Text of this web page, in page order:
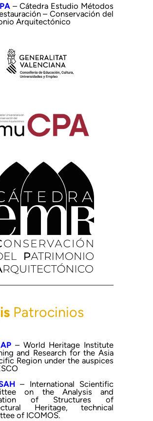
– Cátedra Estudio Métodos
– Conservación del
Arquitectónico
Patrocinios
– World Heritage Institute
and Research for the Asia
Region under the auspices
– International Scientific
on the Analysis and
of Structures of
Heritage, technical
of ICOMOS.